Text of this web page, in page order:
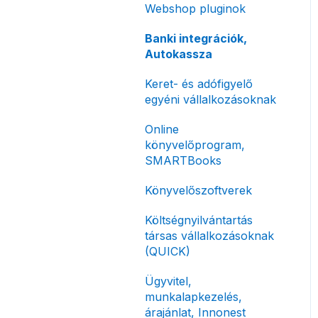
korlátozás
Fizetési módok
számlagenerálás
műveletek
számlakibocsátás /
Önszámlázás
megoldások
Archiválás
Postai szolgáltatás
Évzárás #free
csomagban
Előlegszámla, végszámla
E-számla
Devizás és idegen nyelvű
Számla piszkozat
Webshop pluginok
Banki integrációk,
Autokassza
Keret- és adófigyelő
egyéni vállalkozásoknak
Online
könyvelőprogram,
SMARTBooks
Könyvelőszoftverek
Költségnyilvántartás
társas vállalkozásoknak
(QUICK)
Ügyvitel,
munkalapkezelés,
árajánlat, Innonest